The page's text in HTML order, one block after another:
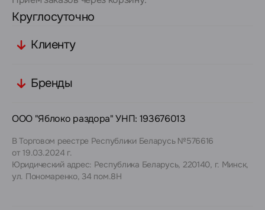
Круглосуточно
Клиенту
Бренды
ООО "Яблоко раздора" УНП: 193676013
В Торговом реестре Республики Беларусь №576616
от 19.03.2024 г.
Юридический адрес: Республика Беларусь, 220140, г. Минск,
ул. Пономаренко, 34 пом.8Н